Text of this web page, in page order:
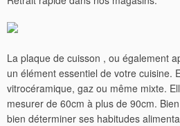
La plaque de cuisson , ou également
un élément essentiel de votre cuisine.
vitrocéramique, gaz ou même mixte.
mesurer de 60cm à plus de 90cm.
bien déterminer ses habitudes